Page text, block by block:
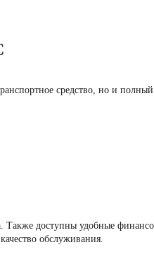
средство, но и полный
Также доступны удобные
обслуживания.